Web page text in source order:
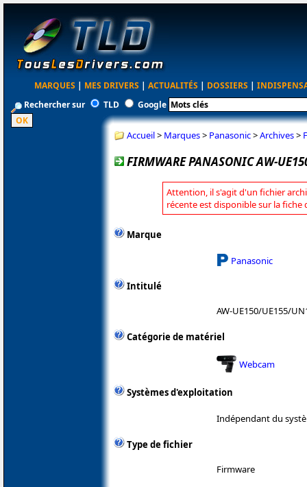
MARQUES | MES DRIVERS | ACTUALITÉS | DOSSIERS |
Rechercher sur
TLD Google
Accueil> Marques> Panasonic>Archives>
FIRMWARE PANASONIC AW-
Attention, il s'agit d'un fichier
récente est disponible sur la fiche
Marque
Panasonic
Intitulé
AW-UE150/UE155/
Catégorie de matériel
Webcam
Systèmes d'exploitation
Indépendant du
Type de fichier
Firmware